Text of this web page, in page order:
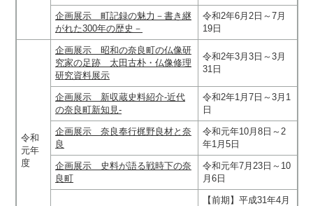
企画展示 町記録の魅力－書き継
がれた300年の歴史－
令和2年6月2日～7月
19日
令和
元年
度
企画展示 昭和の奈良町の仏像研
究家の足跡 太田古朴・仏像修理
研究資料展示
令和2年3月3日～3月
31日
企画展示 新収蔵史料紹介‐近代
の奈良町新知見‐
令和2年1月7日～3月1
日
企画展示 奈良奉行梶野良材と奈
良
令和元年10月8日～2
年1月5日
企画展示 史料が語る戦時下の奈
良町
令和元年7月23日～10
月6日
【前期】平成31年4月